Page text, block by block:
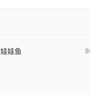
娃鱼